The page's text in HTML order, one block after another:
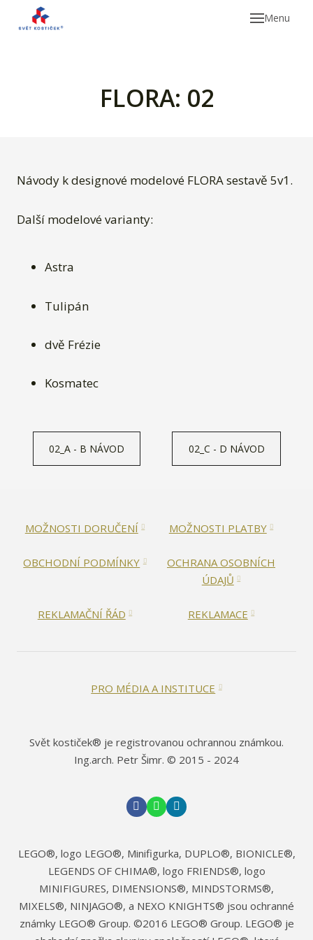
Menu
FLORA: 02
Návody k designové modelové FLORA sestavě 5v1.
Další modelové varianty:
Astra
Tulipán
dvě Frézie
Kosmatec
02_A - B NÁVOD 02_C - D NÁVOD
MOŽNOSTI DORUČENÍ MOŽNOSTI PLATBY
OBCHODNÍ PODMÍNKY
OCHRANA OSOBNÍCH
ÚDAJŮ
REKLAMAČNÍ ŘÁD REKLAMACE
PRO MÉDIA A INSTITUCE
Svět kostiček® je registrovanou ochrannou známkou.
Ing.arch. Petr Šimr. © 2015 - 2024
LEGO®, logo LEGO®, Minifigurka, DUPLO®, BIONICLE®,
LEGENDS OF CHIMA®, logo FRIENDS®, logo
MINIFIGURES, DIMENSIONS®, MINDSTORMS®,
MIXELS®, NINJAGO®, a NEXO KNIGHTS® jsou ochranné
známky LEGO® Group. ©2016 LEGO® Group. LEGO® je